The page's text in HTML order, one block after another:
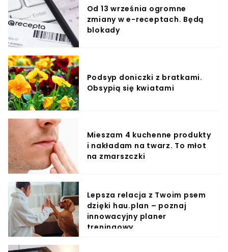
Od 13 września ogromne
zmiany w e-receptach. Będą
blokady
Podsyp doniczki z bratkami.
Obsypią się kwiatami
Mieszam 4 kuchenne produkty
i nakładam na twarz. To młot
na zmarszczki
Lepsza relacja z Twoim psem
dzięki hau.plan – poznaj
innowacyjny planer
treningowy